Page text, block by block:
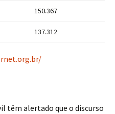
150.367
137.312
têm alertado que o discurso